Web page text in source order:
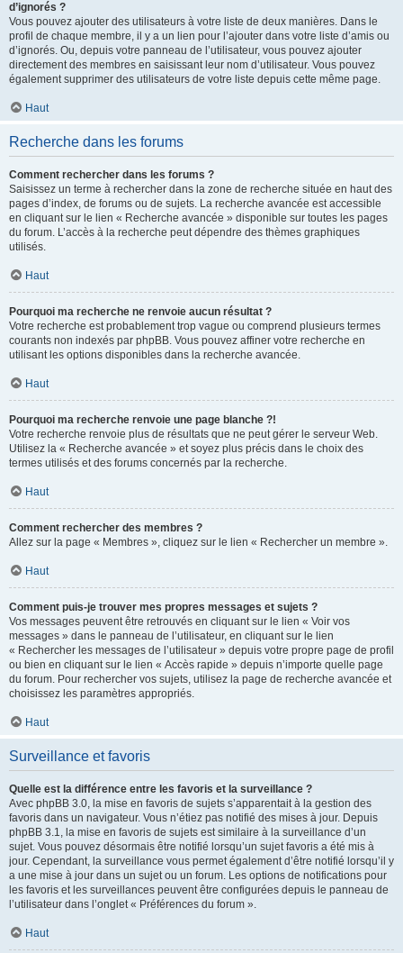
d’ignorés ?
Vous pouvez ajouter des utilisateurs à votre liste de deux manières. Dans le
profil de chaque membre, il y a un lien pour l’ajouter dans votre liste d’amis ou
d’ignorés. Ou, depuis votre panneau de l’utilisateur, vous pouvez ajouter
directement des membres en saisissant leur nom d’utilisateur. Vous pouvez
également supprimer des utilisateurs de votre liste depuis cette même page.
Haut
Recherche dans les forums
Comment rechercher dans les forums ?
Saisissez un terme à rechercher dans la zone de recherche située en haut des
pages d’index, de forums ou de sujets. La recherche avancée est accessible
en cliquant sur le lien « Recherche avancée » disponible sur toutes les pages
du forum. L’accès à la recherche peut dépendre des thèmes graphiques
utilisés.
Haut
Pourquoi ma recherche ne renvoie aucun résultat ?
Votre recherche est probablement trop vague ou comprend plusieurs termes
courants non indexés par phpBB. Vous pouvez affiner votre recherche en
utilisant les options disponibles dans la recherche avancée.
Haut
Pourquoi ma recherche renvoie une page blanche ?!
Votre recherche renvoie plus de résultats que ne peut gérer le serveur Web.
Utilisez la « Recherche avancée » et soyez plus précis dans le choix des
termes utilisés et des forums concernés par la recherche.
Haut
Comment rechercher des membres ?
Allez sur la page « Membres », cliquez sur le lien « Rechercher un membre ».
Haut
Comment puis-je trouver mes propres messages et sujets ?
Vos messages peuvent être retrouvés en cliquant sur le lien « Voir vos
messages » dans le panneau de l’utilisateur, en cliquant sur le lien
« Rechercher les messages de l’utilisateur » depuis votre propre page de profil
ou bien en cliquant sur le lien « Accès rapide » depuis n’importe quelle page
du forum. Pour rechercher vos sujets, utilisez la page de recherche avancée et
choisissez les paramètres appropriés.
Haut
Surveillance et favoris
Quelle est la différence entre les favoris et la surveillance ?
Avec phpBB 3.0, la mise en favoris de sujets s’apparentait à la gestion des
favoris dans un navigateur. Vous n’étiez pas notifié des mises à jour. Depuis
phpBB 3.1, la mise en favoris de sujets est similaire à la surveillance d’un
sujet. Vous pouvez désormais être notifié lorsqu’un sujet favoris a été mis à
jour. Cependant, la surveillance vous permet également d’être notifié lorsqu’il y
a une mise à jour dans un sujet ou un forum. Les options de notifications pour
les favoris et les surveillances peuvent être configurées depuis le panneau de
l’utilisateur dans l’onglet « Préférences du forum ».
Haut